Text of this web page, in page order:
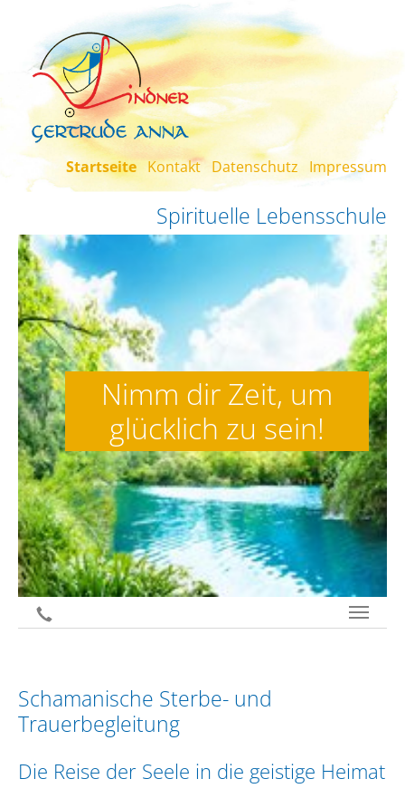
Skip to main content
Startseite Kontakt Datenschutz Impressum
Spirituelle Lebensschule
Nimm dir Zeit, um
glücklich zu sein!
Schamanische Sterbe- und
Trauerbegleitung
Die Reise der Seele in die geistige Heimat